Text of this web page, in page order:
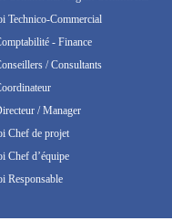
Technico-Commercial
- Finance
/ Consultants
/ Manager
Chef de projet
Chef d’équipe
Responsable